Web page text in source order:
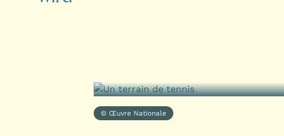
© Œuvre Nationale